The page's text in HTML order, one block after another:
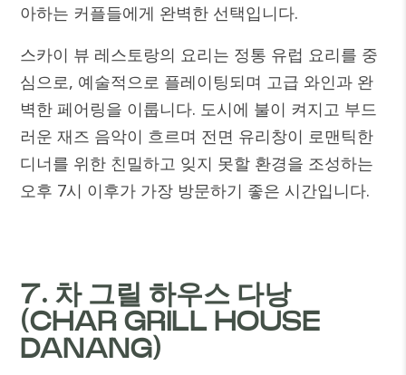
아하는 커플들에게 완벽한 선택입니다.
스카이 뷰 레스토랑의 요리는 정통 유럽 요리를 중
심으로, 예술적으로 플레이팅되며 고급 와인과 완
벽한 페어링을 이룹니다. 도시에 불이 켜지고 부드
러운 재즈 음악이 흐르며 전면 유리창이 로맨틱한
디너를 위한 친밀하고 잊지 못할 환경을 조성하는
오후 7시 이후가 가장 방문하기 좋은 시간입니다.
7. 차 그릴 하우스 다낭
(CHAR GRILL HOUSE
DANANG)